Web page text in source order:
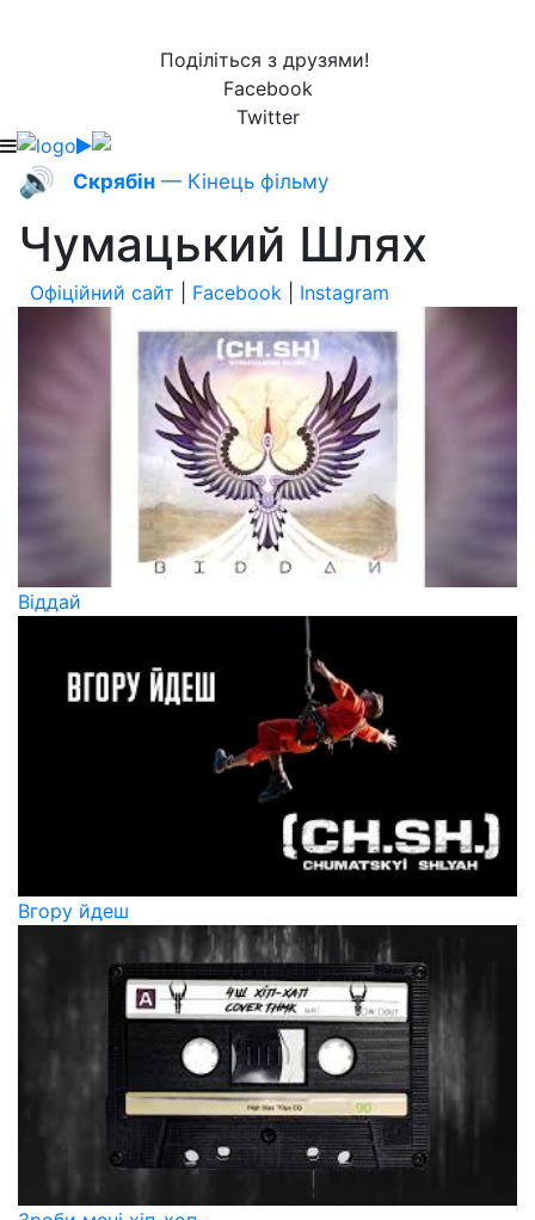
Поділіться з друзями!
Facebook
Twitter
🔊 Скрябін — Кінець фільму
Чумацький Шлях
Офіційний сайт Facebook Instagram
Віддай
Вгору йдеш